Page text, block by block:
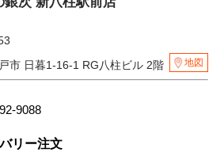
市 日暮1-16-1 RG八柱ビル 2階
地図
9088
リー注文